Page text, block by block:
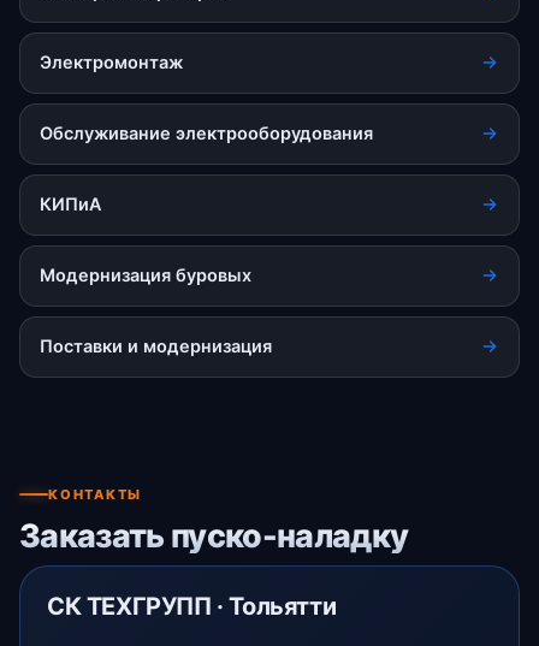
Электромонтаж
Обслуживание электрооборудования
КИПиА
Модернизация буровых
Поставки и модернизация
КОНТАКТЫ
Заказать пуско-наладку
СК ТЕХГРУПП · Тольятти